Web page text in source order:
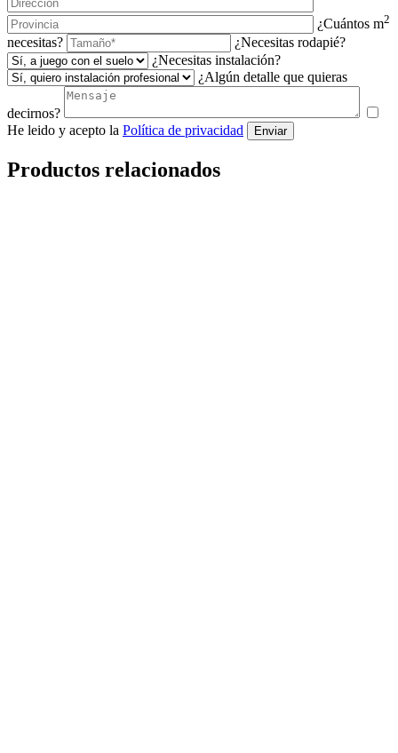
¿Cuántos m2
necesitas?
¿Necesitas rodapié?
¿Necesitas instalación?
¿Algún detalle que quieras
decirnos?
He leido y acepto la Política de privacidad Enviar
Productos relacionados